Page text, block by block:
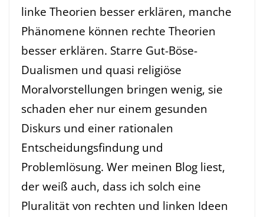
linke Theorien besser erklären, manche
Phänomene können rechte Theorien
besser erklären. Starre Gut-Böse-
Dualismen und quasi religiöse
Moralvorstellungen bringen wenig, sie
schaden eher nur einem gesunden
Diskurs und einer rationalen
Entscheidungsfindung und
Problemlösung. Wer meinen Blog liest,
der weiß auch, dass ich solch eine
Pluralität von rechten und linken Ideen